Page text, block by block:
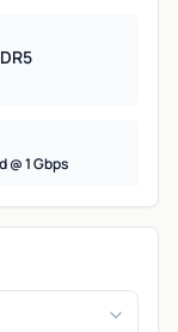
1 Gbps